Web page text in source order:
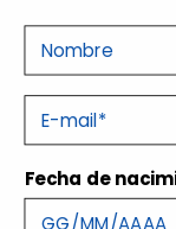
Detalles
Tecnologías
Envíos y
Nome
E-mail
Fecha de